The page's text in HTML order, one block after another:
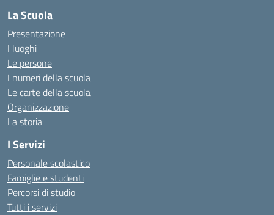
La Scuola
Presentazione
I luoghi
Le persone
I numeri della scuola
Le carte della scuola
Organizzazione
La storia
I Servizi
Personale scolastico
Famiglie e studenti
Percorsi di studio
Tutti i servizi